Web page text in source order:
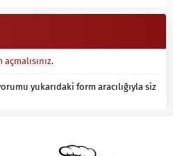
.
yukarıdaki form aracılığıyla siz